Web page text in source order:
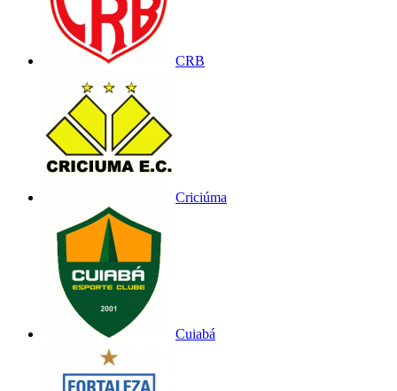
CRB
Criciúma
Cuiabá